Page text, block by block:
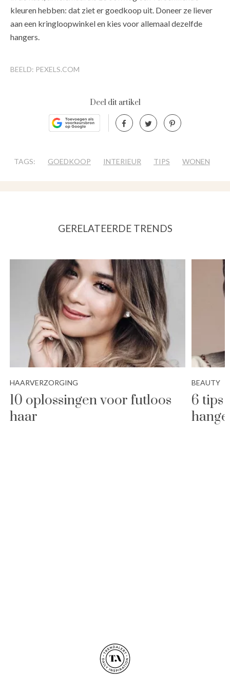
kleuren hebben: dat ziet er goedkoop uit. Doneer ze liever
aan een kringloopwinkel en kies voor allemaal dezelfde
hangers.
BEELD: PEXELS.COM
Deel dit artikel
TAGS: GOEDKOOP INTERIEUR TIPS WONEN
GERELATEERDE TRENDS
HAARVERZORGING
10 oplossingen voor futloos
haar
BEAUTY
6 tips